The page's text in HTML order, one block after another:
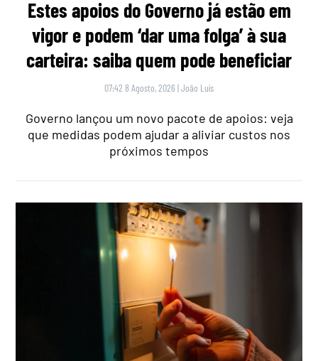
Estes apoios do Governo já estão em
vigor e podem ‘dar uma folga’ à sua
carteira: saiba quem pode beneficiar
07:42 8 Agosto, 2026 |João Luís
Governo lançou um novo pacote de apoios: veja
que medidas podem ajudar a aliviar custos nos
próximos tempos